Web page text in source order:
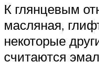
К глянцевым
масляная,
некоторые
считаются